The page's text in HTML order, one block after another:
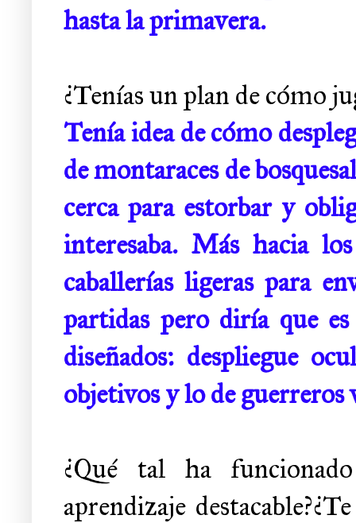
hasta la primavera.
¿Tenías un plan de cómo
Tenía idea de cómo
de montaraces de
cerca para estorbar y
interesaba. Más hacia
caballerías ligeras para
partidas pero diría que
diseñados: despliegue
objetivos y lo de
¿Qué tal ha
aprendizaje